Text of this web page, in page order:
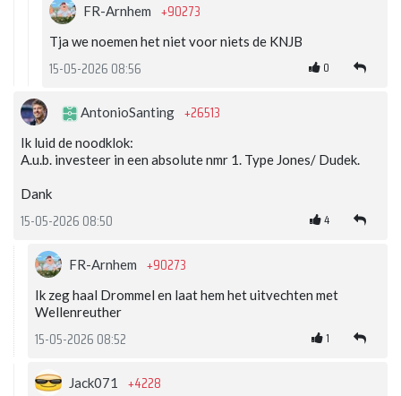
FR-Arnhem +90273
Tja we noemen het niet voor niets de KNJB
15-05-2026 08:56 0
AntonioSanting +26513
Ik luid de noodklok:
A.u.b. investeer in een absolute nmr 1. Type Jones/ Dudek.
Dank
15-05-2026 08:50 4
FR-Arnhem +90273
Ik zeg haal Drommel en laat hem het uitvechten met
Wellenreuther
15-05-2026 08:52 1
Jack071 +4228